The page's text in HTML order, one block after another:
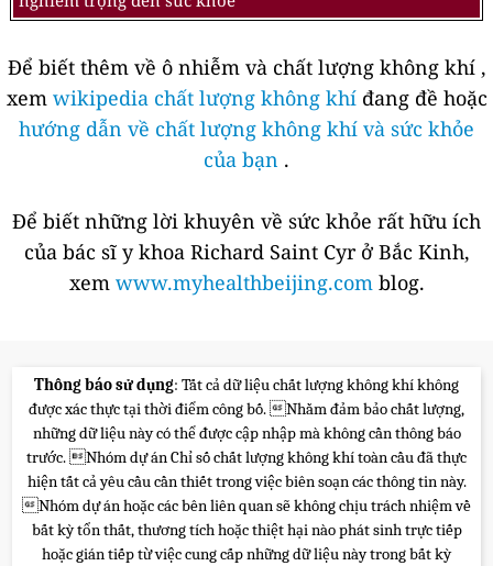
Để biết thêm về ô nhiễm và chất lượng không khí ,
xem wikipedia chất lượng không khíđang đề hoặc
hướng dẫn về chất lượng không khí và sức khỏe
của bạn .
Để biết những lời khuyên về sức khỏe rất hữu ích
của bác sĩ y khoa Richard Saint Cyr ở Bắc Kinh,
xem www.myhealthbeijing.com blog.
Thông báo sử dụng: Tất cả dữ liệu chất lượng không khí không
được xác thực tại thời điểm công bố. Nhằm đảm bảo chất lượng,
những dữ liệu này có thể được cập nhập mà không cần thông báo
trước. Nhóm dự án Chỉ số chất lượng không khí toàn cầu đã thực
hiện tất cả yêu cầu cần thiết trong việc biên soạn các thông tin này.
Nhóm dự án hoặc các bên liên quan sẽ không chịu trách nhiệm về
bất kỳ tổn thất, thương tích hoặc thiệt hại nào phát sinh trực tiếp
hoặc gián tiếp từ việc cung cấp những dữ liệu này trong bất kỳ